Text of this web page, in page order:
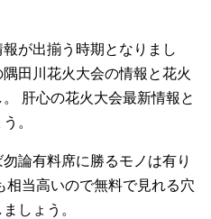
が出揃う時期となりまし
田川花火大会の情報と花火
肝心の花火大会最新情報と
。
論有料席に勝るモノは有り
相当高いので無料で見れる穴
しょう。